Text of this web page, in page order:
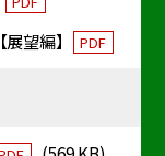
望編】 PDF